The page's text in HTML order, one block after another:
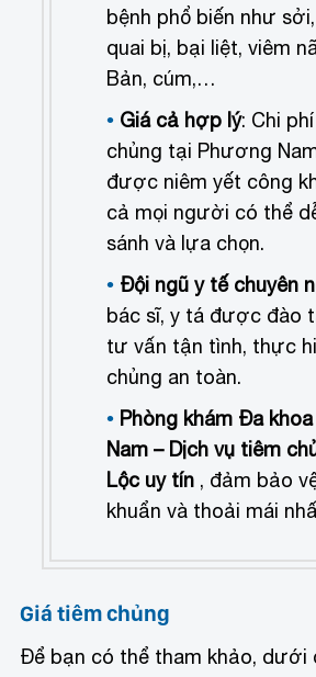
bệnh phổ biến như
quai bị, bại liệt, viêm
Bản, cúm,…
Giá cả hợp lý: Chi
chủng tại Phương
được niêm yết công
cả mọi người có thể
sánh và lựa chọn.
Đội ngũ y tế chuyên
bác sĩ, y tá được đào
tư vấn tận tình, thực
chủng an toàn.
Phòng khám Đa
Nam – Dịch vụ tiêm
Lộc uy tín , đảm bảo
khuẩn và thoải mái
Giá tiêm chủng
Để bạn có thể tham khảo, dưới